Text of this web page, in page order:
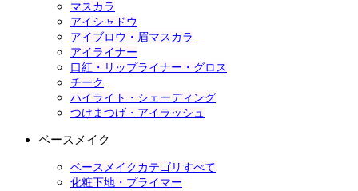
マスカラ
アイシャドウ
アイブロウ・眉マスカラ
アイライナー
口紅・リップライナー・グロス
チーク
ハイライト・シェーディング
つけまつげ・アイラッシュ
ベースメイク
ベースメイクカテゴリすべて
化粧下地・プライマー